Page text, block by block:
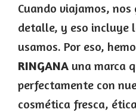
Cuando viajamos,
detalle, y eso incluye
usamos. Por eso,
RINGANA una marca
perfectamente con
cosmética fresca,